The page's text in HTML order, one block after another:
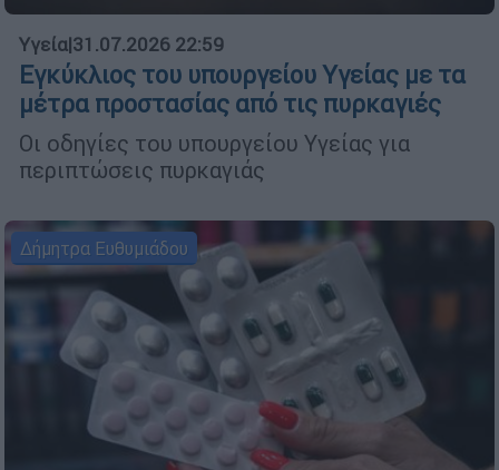
Υγεία|31.07.2026 22:59
Εγκύκλιος του υπουργείου Υγείας με τα
μέτρα προστασίας από τις πυρκαγιές
Οι οδηγίες του υπουργείου Υγείας για
περιπτώσεις πυρκαγιάς
Δήμητρα Ευθυμιάδου